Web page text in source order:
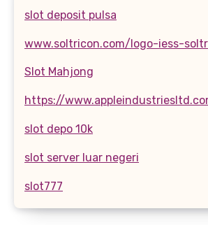
slot deposit pulsa
www.soltricon.com/logo-iess-
Slot Mahjong
https://
slot depo 10k
slot server luar negeri
slot777